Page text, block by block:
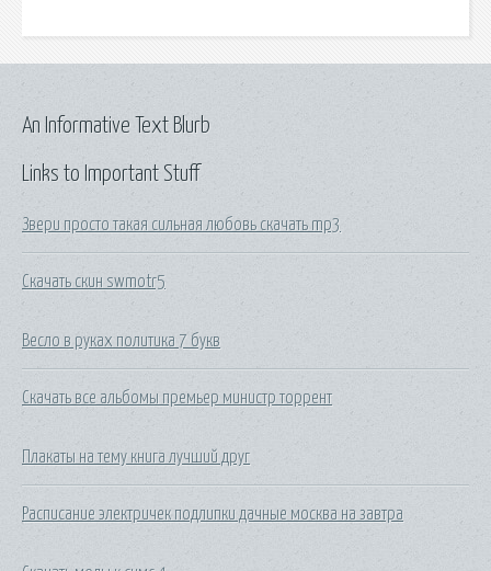
Links to Important Stuff
Звери просто такая сильная любовь скачать mp3
Скачать скин swmotr5
Весло в руках политика 7 букв
Скачать все альбомы премьер министр торрент
Плакаты на тему книга лучший друг
Расписание электричек подлипки дачные москва на завтра
An Informative Text Blurb